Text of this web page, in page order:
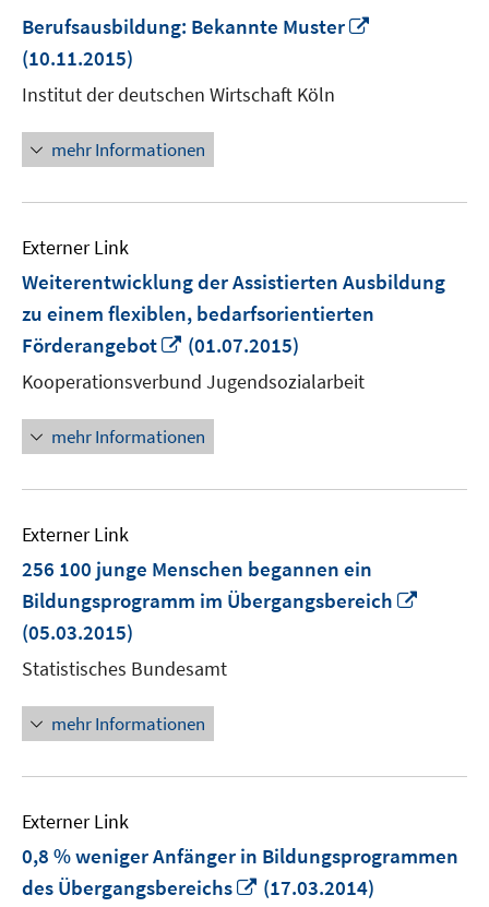
Berufsausbildung: Bekannte Muster
(10.11.2015)
Institut der deutschen Wirtschaft Köln
mehr Informationen
Externer Link
Weiterentwicklung der Assistierten Ausbildung
zu einem flexiblen, bedarfsorientierten
Förderangebot
In
neuem
Fenster
öffnen
(01.07.2015)
Kooperationsverbund Jugendsozialarbeit
mehr Informationen
Externer Link
256 100 junge Menschen begannen ein
Bildungsprogramm im Übergangsbereich
(05.03.2015)
Statistisches Bundesamt
mehr Informationen
Externer Link
0,8 % weniger Anfänger in Bildungsprogrammen
des Übergangsbereichs
In
(17.03.2014)